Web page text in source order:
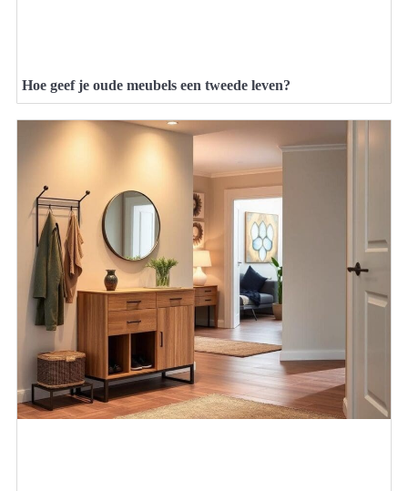
Hoe geef je oude meubels een tweede leven?